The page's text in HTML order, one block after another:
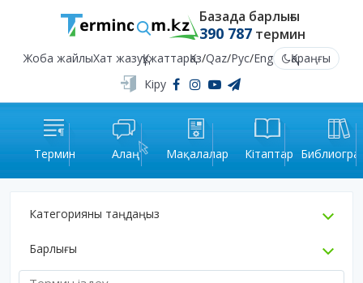
Базада барлығы
390 787термин
Жоба жайлыХат жазуҚұжаттарҚаз/Qaz/Рус/Eng
Қараңғы
Кіру
Термин Алаң Мақалалар Кітаптар
Категорияны таңдаңыз
Барлығы